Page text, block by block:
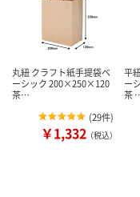
丸紐 クラフト紙手提袋ベ
ーシック 200×250×120
茶…
(29件)
￥1,332 （税込）
平
ー
茶